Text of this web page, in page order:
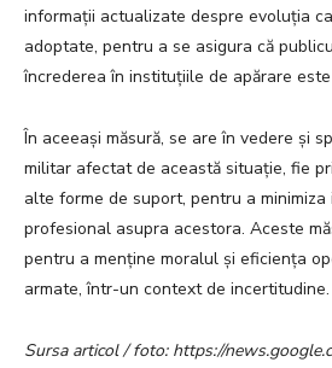
informații actualizate despre evoluția
adoptate, pentru a se asigura că
încrederea în instituțiile de apărare
În aceeași măsură, se are în vedere și
militar afectat de această situație, fie
alte forme de suport, pentru a
profesional asupra acestora. Aceste
pentru a menține moralul și eficiența
armate, într-un context de incertitudine.
Sursa articol / foto: https://